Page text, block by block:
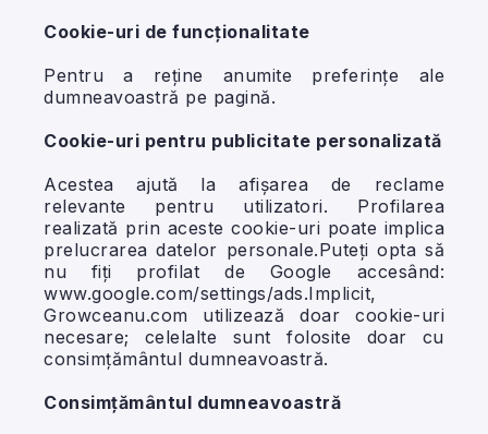
Cookie-uri de funcționalitate
Pentru a reține anumite preferințe ale
dumneavoastră pe pagină.
Cookie-uri pentru publicitate personalizată
Acestea ajută la afișarea de reclame
relevante pentru utilizatori. Profilarea
realizată prin aceste cookie-uri poate implica
prelucrarea datelor personale.Puteți opta să
nu fiți profilat de Google accesând:
www.google.com/settings/ads.Implicit,
Growceanu.com utilizează doar cookie-uri
necesare; celelalte sunt folosite doar cu
consimțământul dumneavoastră.
Consimțământul dumneavoastră